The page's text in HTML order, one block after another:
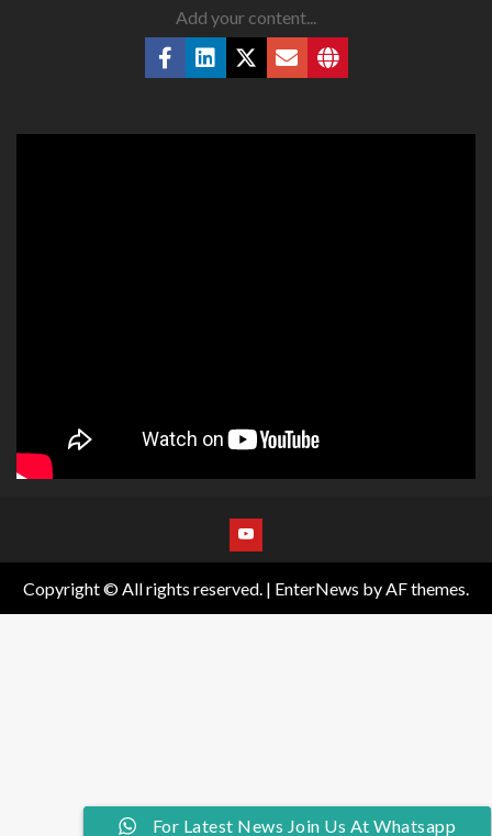
Add your content...
Copyright © All rights reserved. | EnterNews by AF themes.
Join Us At Whatsapp For Latest News
For Latest News Join Us At Whatsapp